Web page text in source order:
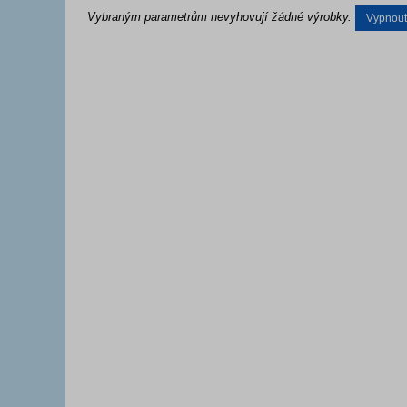
Vybraným parametrům nevyhovují žádné výrobky.